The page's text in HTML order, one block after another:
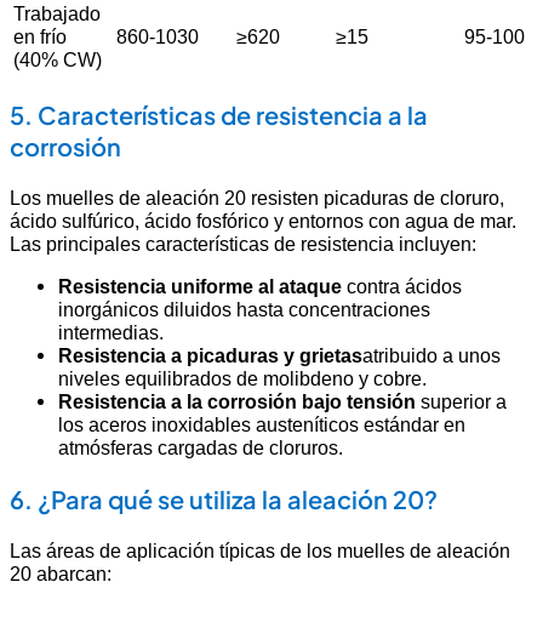
Trabajado
en frío
(40% CW)
860-1030 ≥620 ≥15 95-100
5. Características de resistencia a la
corrosión
Los muelles de aleación 20 resisten picaduras de cloruro,
ácido sulfúrico, ácido fosfórico y entornos con agua de mar.
Las principales características de resistencia incluyen:
Resistencia uniforme al ataque contra ácidos
inorgánicos diluidos hasta concentraciones
intermedias.
Resistencia a picaduras y grietasatribuido a unos
niveles equilibrados de molibdeno y cobre.
Resistencia a la corrosión bajo tensión superior a
los aceros inoxidables austeníticos estándar en
atmósferas cargadas de cloruros.
6. ¿Para qué se utiliza la aleación 20?
Las áreas de aplicación típicas de los muelles de aleación
20 abarcan: